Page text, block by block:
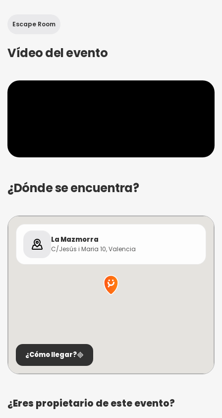
Escape Room
Vídeo del evento
¿Dónde se encuentra?
La Mazmorra
C/Jesús i Maria 10, Valencia
¿Cómo llegar?
¿Eres propietario de este evento?